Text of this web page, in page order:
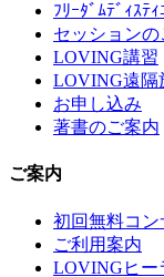
ﾌﾘｰﾀﾞﾑﾃﾞｨｽﾃ
セッションの
LOVING講習
LOVING遠隔
お申し込み
著書のご案内
ご案内
初回無料コ
ご利用案内
LOVINGヒー